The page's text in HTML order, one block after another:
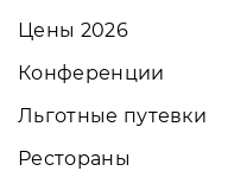
Цены 2026
Конференции
Льготные путевки
Рестораны